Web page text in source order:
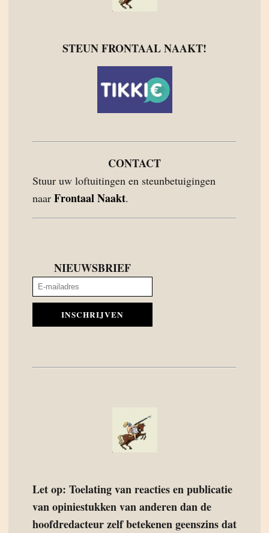
STEUN FRONTAAL NAAKT!
CONTACT
Stuur uw loftuitingen en steunbetuigingen
naar Frontaal Naakt.
NIEUWSBRIEF
INSCHRIJVEN
Let op: Toelating van reacties en publicatie
van opiniestukken van anderen dan de
hoofdredacteur zelf betekenen geenszins dat